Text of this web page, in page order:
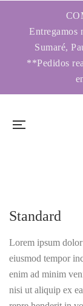
Entregamos
Sumaré,
**Pedidos
Standard
Lorem ipsum
eiusmod tempor
enim ad minim
nisi ut aliquip ex